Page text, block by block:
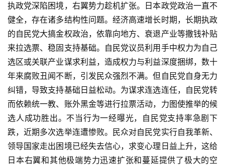
执政党深陷困境，右翼势力趁机扩张。日本政党政治一直不
健全，存在诸多结构性问题。经济高速增长时期，长期执政
的自民党大搞金权政治，依靠向地方、衰退产业等撒钱补贴
来拉选票、稳固支持基础。自民党议员利用手中权力为自己
选区或关联产业谋求利益，造成权力与利益深度捆绑，数十
年来腐败丑闻不断，引发民众强烈不满。但自民党自身无力
纠错，导致支持基础日益松动。为谋求连选连任，自民党转
而依赖统一教、账外黑金等进行拉票活动，力图使推举的候
选人成功胜出。不当行为一经曝光，自民党支持率急剧下
跌，近期多次选举连遭惨败。民众对自民党实行自我革新、
领导国家走出困境已经失去信心，求变心理日益上升，这给
日本右翼和其他极端势力迅速扩张和蔓延提供了极大的空